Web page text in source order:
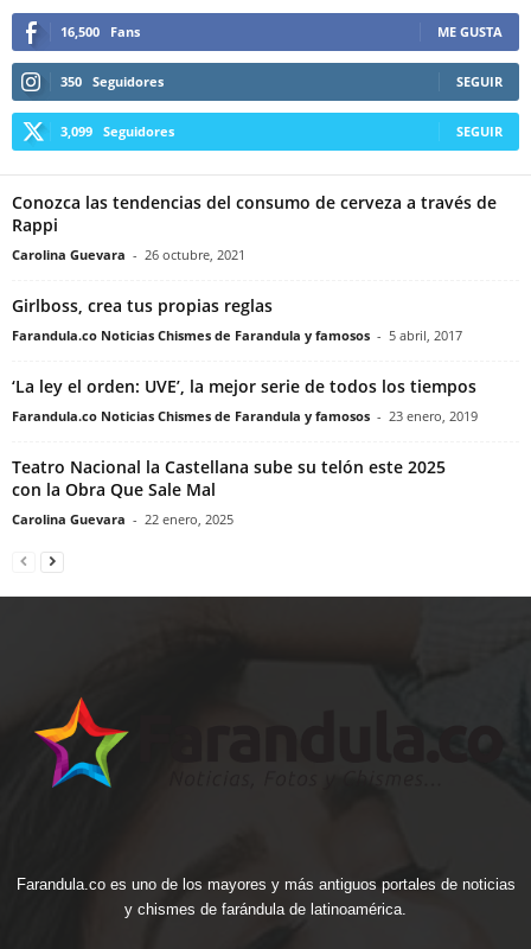
16,500 Fans ME GUSTA
350 Seguidores SEGUIR
3,099 Seguidores SEGUIR
Conozca las tendencias del consumo de cerveza a través de
Rappi
Carolina Guevara - 26 octubre, 2021
Girlboss, crea tus propias reglas
Farandula.co Noticias Chismes de Farandula y famosos - 5 abril, 2017
‘La ley el orden: UVE’, la mejor serie de todos los tiempos
Farandula.co Noticias Chismes de Farandula y famosos - 23 enero, 2019
Teatro Nacional la Castellana sube su telón este 2025
con la Obra Que Sale Mal
Carolina Guevara - 22 enero, 2025
Farandula.co es uno de los mayores y más antiguos portales de noticias
y chismes de farándula de latinoamérica.